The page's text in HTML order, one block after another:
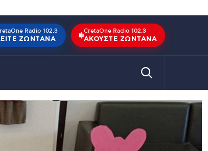
Radio 102,3
ΖΩΝΤΑΝΆ
CretaOne Radio 102,3
ΑΚΟΎΣΤΕ ΖΩΝΤΑΝΆ